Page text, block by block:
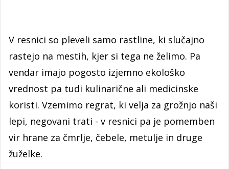
V resnici so pleveli samo rastline, ki slučajno
rastejo na mestih, kjer si tega ne želimo. Pa
vendar imajo pogosto izjemno ekološko
vrednost pa tudi kulinarične ali medicinske
koristi. Vzemimo regrat, ki velja za grožnjo naši
lepi, negovani trati - v resnici pa je pomemben
vir hrane za čmrlje, čebele, metulje in druge
žuželke.